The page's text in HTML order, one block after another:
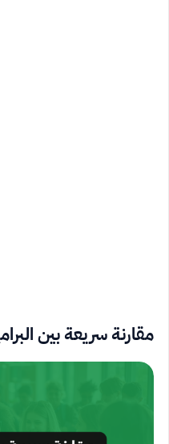
مقارنة سريعة بين